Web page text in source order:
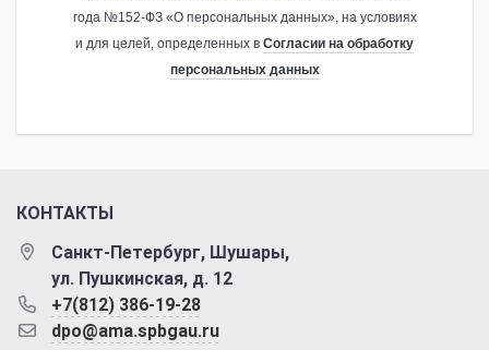
года №152-ФЗ «О персональных данных», на условиях
и для целей, определенных в Согласии на обработку
персональных данных
КОНТАКТЫ
Санкт-Петербург, Шушары,
ул. Пушкинская, д. 12
+7(812) 386-19-28
dpo@ama.spbgau.ru